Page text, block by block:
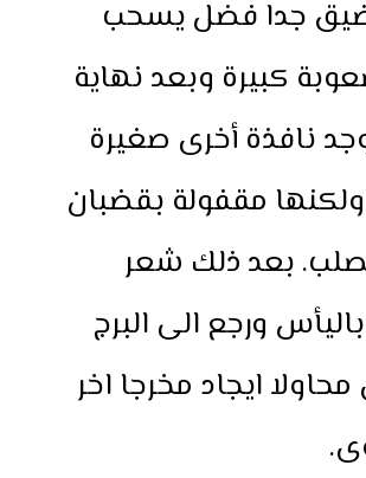
جدا فضل يسحب
كبيرة وبعد نهاية
نافذة أخرى صغيرة
ولكنها مقفولة بقضبان
بعد ذلك شعر
ورجع الى البرج
ايجاد مخرجا اخر